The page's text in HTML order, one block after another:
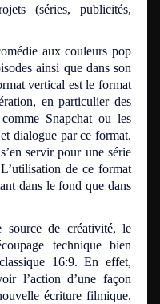
(séries, publicités,
aux couleurs pop
ainsi que dans son
vertical est le format
en particulier des
Snapchat ou les
dialogue par ce format.
servir pour une série
de ce format
dans le fond que dans
de créativité, le
technique bien
16:9. En effet,
l’action d’une façon
écriture filmique.